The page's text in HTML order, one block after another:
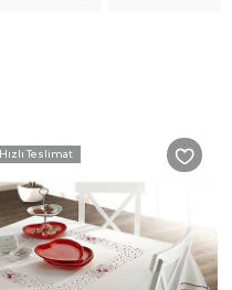
Hızlı Teslimat